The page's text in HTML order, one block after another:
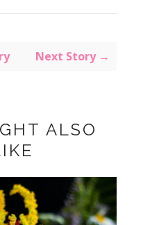
Next Story →
ALSO